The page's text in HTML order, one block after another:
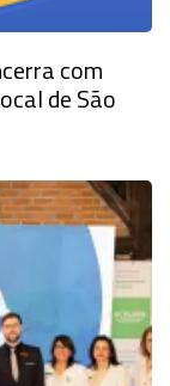
com
de São